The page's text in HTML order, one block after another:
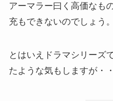
アーマラー曰く高価なも
充もできないのでしょう。
とはいえドラマシリーズ
たような気もしますが・・